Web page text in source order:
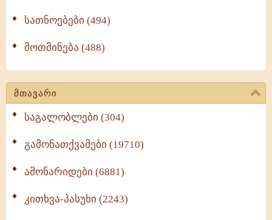
სათნოებები (494)
მოთმინება (488)
მთავარი
საგალობლები (304)
გამონათქვამები (19710)
ამონარიდები (6881)
კითხვა-პასუხი (2243)